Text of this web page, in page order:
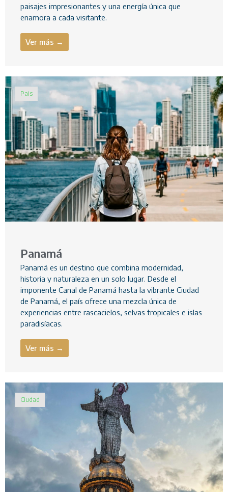
paisajes impresionantes y una energía única que
enamora a cada visitante.
Ver más →
Pais
Panamá
Panamá es un destino que combina modernidad,
historia y naturaleza en un solo lugar. Desde el
imponente Canal de Panamá hasta la vibrante Ciudad
de Panamá, el país ofrece una mezcla única de
experiencias entre rascacielos, selvas tropicales e islas
paradisíacas.
Ver más →
Ciudad